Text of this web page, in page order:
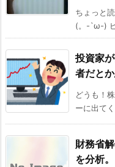
ちょっと
(。-`ω-)
投資家
者だと
どうも！
ーに出て
財務省
を分析。